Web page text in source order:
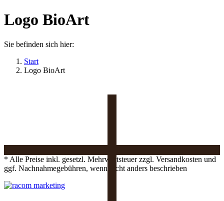
Logo BioArt
Sie befinden sich hier:
Start
Logo BioArt
* Alle Preise inkl. gesetzl. Mehrwertsteuer zzgl. Versandkosten und
ggf. Nachnahmegebühren, wenn nicht anders beschrieben